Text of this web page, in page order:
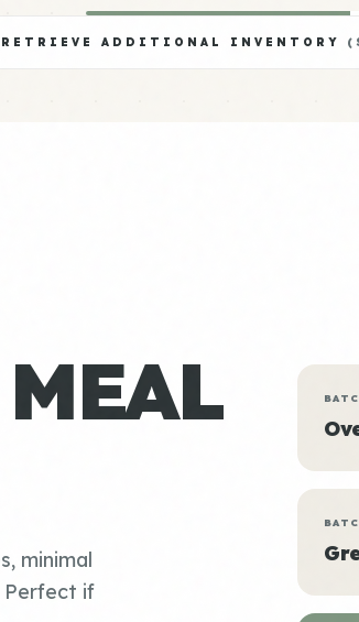
RETRIEVE ADDITIONAL INVENTORY
minimal
Perfect if